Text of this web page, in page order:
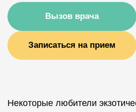
Вызов врача
Записаться на прием
Некоторые любители